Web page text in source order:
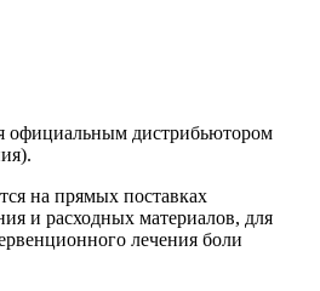
дистрибьютором
на прямых поставках
и расходных материалов, для
лечения боли